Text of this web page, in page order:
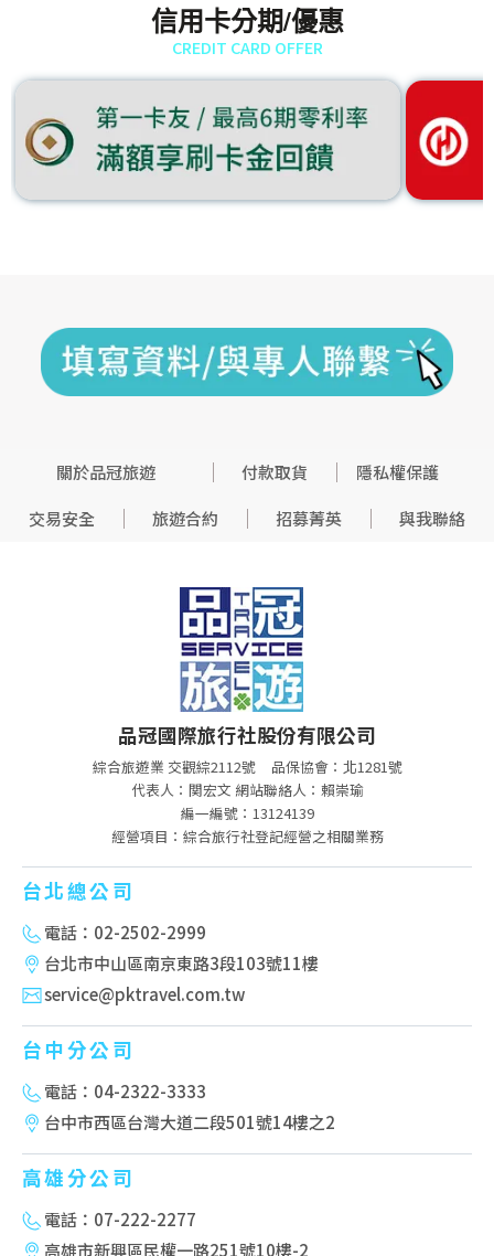
信用卡分期/優惠
CREDIT CARD OFFER
關於品冠旅遊 付款取貨
隱私權保護
交易安全
旅遊合約 招募菁英 與我聯絡
品冠國際旅行社股份有限公司
綜合旅遊業 交觀綜2112號
品保協會：北1281號
代表人：関宏文 網站聯絡人：賴崇瑜
編一編號：13124139
經營項目：綜合旅行社登記經營之相關業務
台北總公司
電話：02-2502-2999
台北市中山區南京東路3段103號11樓
service@pktravel.com.tw
台中分公司
電話：04-2322-3333
台中市西區台灣大道二段501號14樓之2
高雄分公司
電話：07-222-2277
高雄市新興區民權一路251號10樓-2